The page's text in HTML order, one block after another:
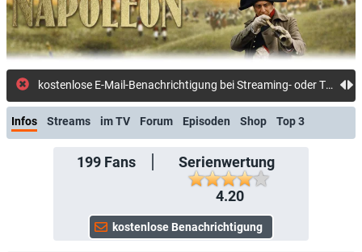
kostenlose E-Mail-Benachrichtigung bei Streaming- oder TV-Start
Infos Streams im TV Forum Episoden Shop Top 3
199Fans
Serienwertung
4.20